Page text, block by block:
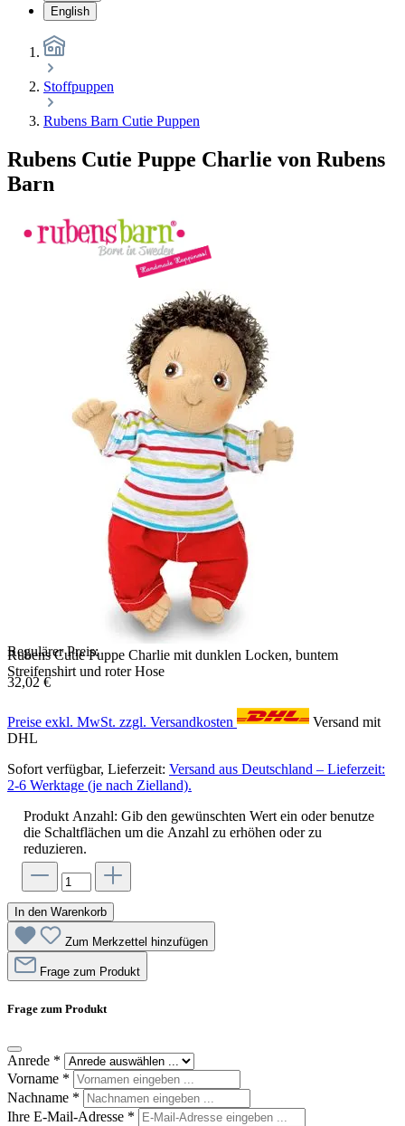
English
Stoffpuppen
Rubens Barn Cutie Puppen
Rubens Cutie Puppe Charlie von Rubens
Barn
Rubens Cutie Puppe Charlie mit dunklen Locken, buntem
Streifenshirt und roter Hose
Regulärer Preis:
32,02 €
Preise exkl. MwSt. zzgl. Versandkosten
Versand mit
DHL
Sofort verfügbar, Lieferzeit: Versand aus Deutschland – Lieferzeit:
2-6 Werktage (je nach Zielland).
Produkt Anzahl: Gib den gewünschten Wert ein oder benutze
die Schaltflächen um die Anzahl zu erhöhen oder zu
reduzieren.
In den Warenkorb
Zum Merkzettel hinzufügen
Frage zum Produkt
Frage zum Produkt
Anrede *
Vorname *
Nachname *
Ihre E-Mail-Adresse *